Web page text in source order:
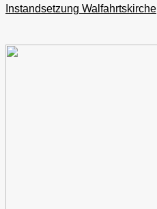
Instandsetzung Walfahrtskirche